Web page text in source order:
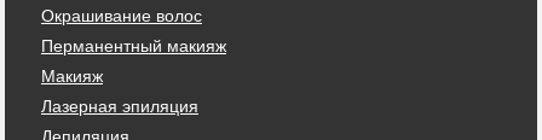
Окрашивание волос
Перманентный макияж
Макияж
Лазерная эпиляция